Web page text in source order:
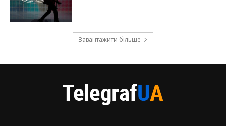
Завантажити більше